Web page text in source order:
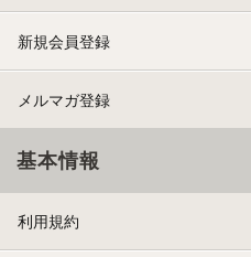
新規会員登録
メルマガ登録
基本情報
利用規約